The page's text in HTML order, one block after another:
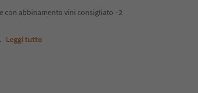
con abbinamento vini consigliato - 2
Leggi tutto